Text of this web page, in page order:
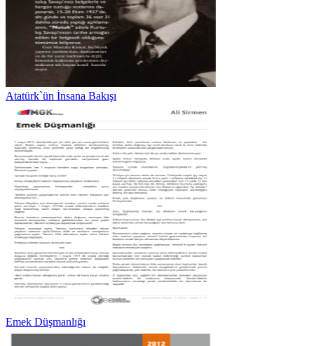
Atatürk`ün İnsana Bakışı
Emek Düşmanlığı